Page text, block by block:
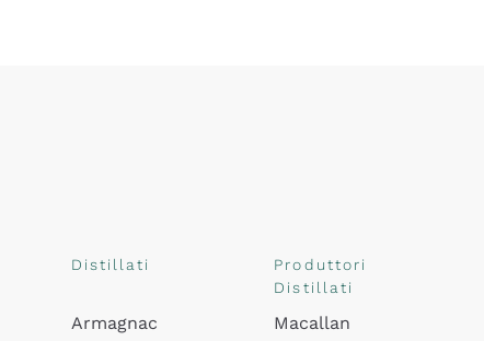
Distillati
Armagnac
Produttori
Distillati
Macallan